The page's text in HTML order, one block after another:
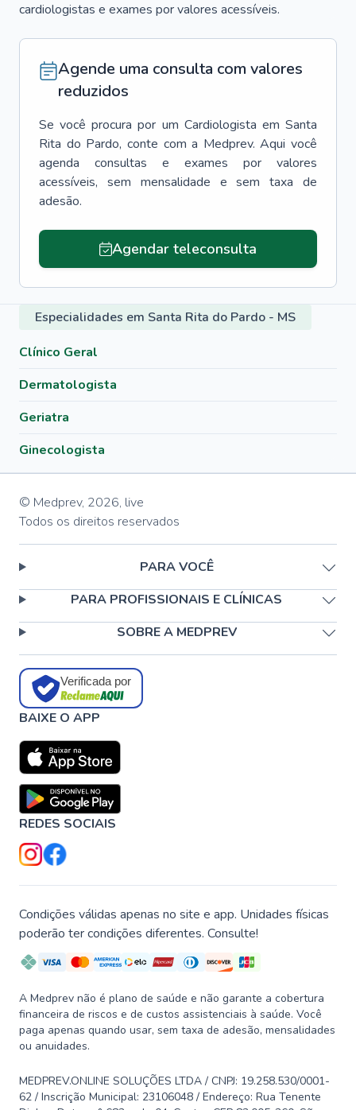
cardiologistas e exames por valores acessíveis.
Agende uma consulta com valores
reduzidos
Se você procura por um Cardiologista em Santa
Rita do Pardo, conte com a Medprev. Aqui você
agenda consultas e exames por valores
acessíveis, sem mensalidade e sem taxa de
adesão.
Agendar teleconsulta
Especialidades em Santa Rita do Pardo - MS
Clínico Geral
Dermatologista
Geriatra
Ginecologista
© Medprev, 2026, live
Todos os direitos reservados
PARA VOCÊ
PARA PROFISSIONAIS E CLÍNICAS
SOBRE A MEDPREV
Verificada por
BAIXE O APP
REDES SOCIAIS
Condições válidas apenas no site e app. Unidades físicas
poderão ter condições diferentes. Consulte!
A Medprev não é plano de saúde e não garante a cobertura
financeira de riscos e de custos assistenciais à saúde. Você
paga apenas quando usar, sem taxa de adesão, mensalidades
ou anuidades.
MEDPREV.ONLINE SOLUÇÕES LTDA / CNPJ: 19.258.530/0001-
62 / Inscrição Municipal: 23106048 / Endereço: Rua Tenente